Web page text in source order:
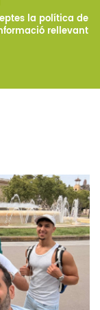
la política de
rellevant